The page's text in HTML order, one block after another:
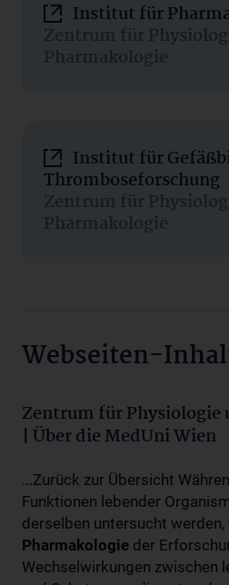
Institut für
Zentrum für
Pharmakologie
Institut für
Thromboseforschung
Zentrum für
Pharmakologie
Webseiten-
Zentrum für Physiologie
| Über die MedUni Wien
...Zurück zur Übersicht
Funktionen lebender
derselben untersucht
Pharmakologie der
Wechselwirkungen zwischen